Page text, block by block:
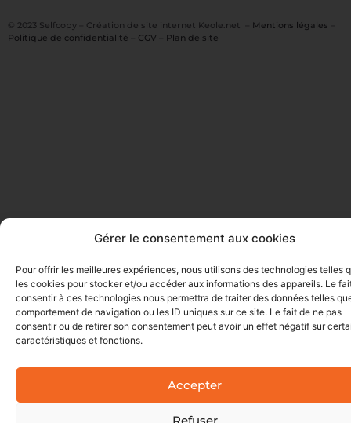
Gérer le consentement aux cookies
Pour offrir les meilleures expériences, nous utilisons des technologies telles
les cookies pour stocker et/ou accéder aux informations des appareils. Le
consentir à ces technologies nous permettra de traiter des données telles
comportement de navigation ou les ID uniques sur ce site. Le fait de ne pas
consentir ou de retirer son consentement peut avoir un effet négatif sur
caractéristiques et fonctions.
Accepter
Refuser
© 2023 Selfcopy – Création de site internet Keole.net – Mentions légales
Politique de confidentialité
CGV Plan de site